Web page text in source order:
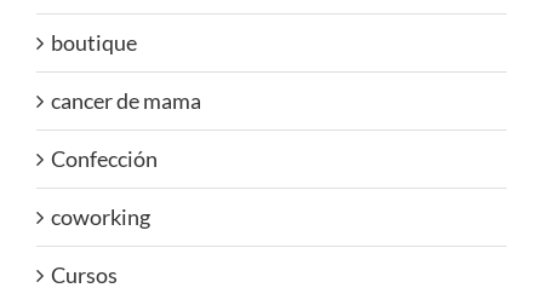
boutique
cancer de mama
Confección
coworking
Cursos